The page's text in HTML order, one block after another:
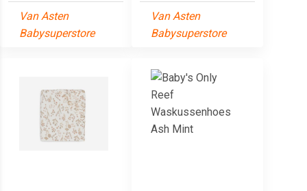
Van Asten
Babysuperstore
Van Asten
Babysuperstore